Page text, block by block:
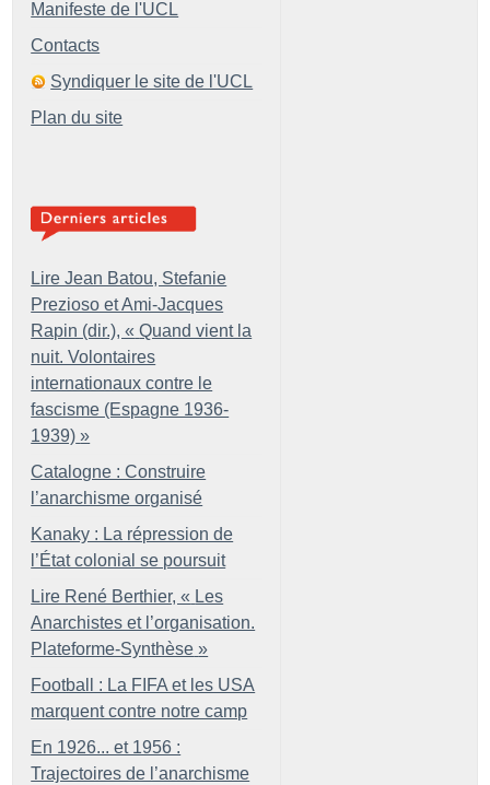
Manifeste de l'UCL
Contacts
Syndiquer le site de l'UCL
Plan du site
Lire Jean Batou, Stefanie
Prezioso et Ami-Jacques
Rapin (dir.), « Quand vient la
nuit. Volontaires
internationaux contre le
fascisme (Espagne 1936-
1939) »
Catalogne : Construire
l’anarchisme organisé
Kanaky : La répression de
l’État colonial se poursuit
Lire René Berthier, « Les
Anarchistes et l’organisation.
Plateforme-Synthèse »
Football : La FIFA et les USA
marquent contre notre camp
En 1926... et 1956 :
Trajectoires de l’anarchisme